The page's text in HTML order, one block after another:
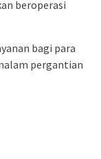
beroperasi
bagi para
pergantian